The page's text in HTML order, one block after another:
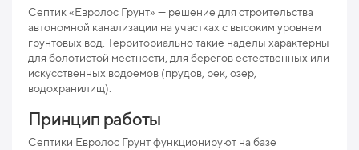
Септик «Евролос Грунт» — решение для строительства
автономной канализации на участках с высоким уровнем
грунтовых вод. Территориально такие наделы характерны
для болотистой местности, для берегов естественных или
искусственных водоемов (прудов, рек, озер,
водохранилищ).
Принцип работы
Септики Евролос Грунт функционируют на базе